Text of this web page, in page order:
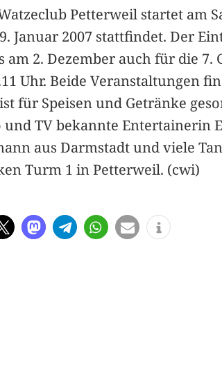
Petterweil startet am
Januar 2007 stattfindet. Der
am 2. Dezember auch für die
Uhr. Beide Veranstaltungen
ist für Speisen und Getränke
und TV bekannte Entertainerin
aus Darmstadt und viele
Turm 1 in Petterweil. (cwi)